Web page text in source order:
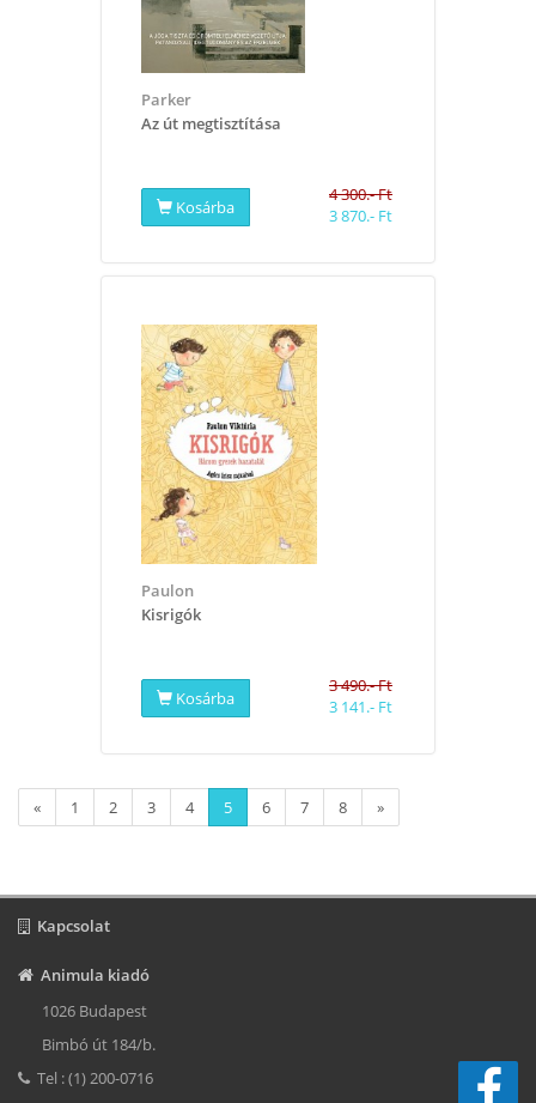
Parker
Az út megtisztítása
Kosárba
4 300.- Ft
3 870.- Ft
Paulon
Kisrigók
Kosárba
3 490.- Ft
3 141.- Ft
« 1 2 3 4 5 6 7 8 »
Kapcsolat
Animula kiadó
1026 Budapest
Bimbó út 184/b.
Tel : (1) 200-0716